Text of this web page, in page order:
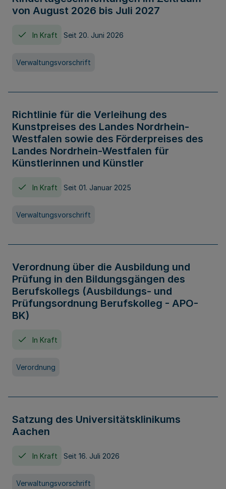
von August 2026 bis Juli 2027
In Kraft Seit 20. Juni 2026
Verwaltungsvorschrift
Richtlinie für die Verleihung des
Kunstpreises des Landes Nordrhein-
Westfalen sowie des Förderpreises des
Landes Nordrhein-Westfalen für
Künstlerinnen und Künstler
In Kraft Seit 01. Januar 2025
Verwaltungsvorschrift
Verordnung über die Ausbildung und
Prüfung in den Bildungsgängen des
Berufskollegs (Ausbildungs- und
Prüfungsordnung Berufskolleg - APO-
BK)
In Kraft
Verordnung
Satzung des Universitätsklinikums
Aachen
In Kraft Seit 16. Juli 2026
Verwaltungsvorschrift